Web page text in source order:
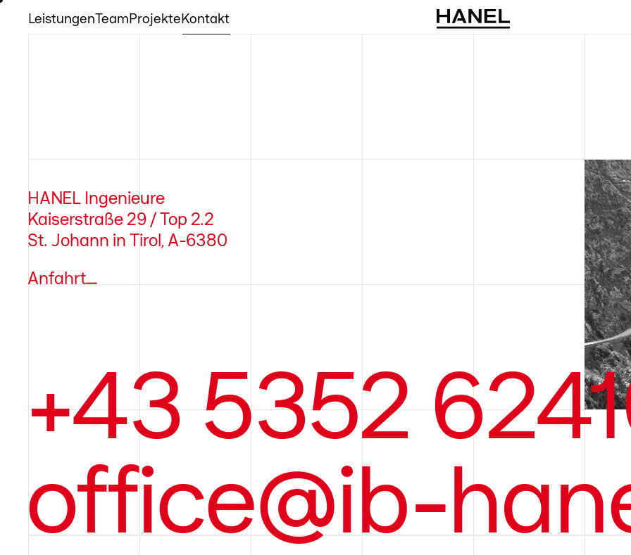
LeistungenTeamProjekteKontakt
HANEL Ingenieure
Kaiserstraße 29 / Top 2.2
St. Johann in Tirol, A-6380
Anfahrt
+43 5352
office@ib-